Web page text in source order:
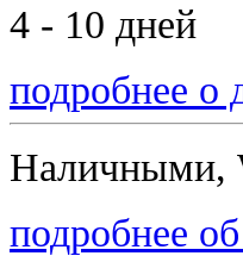
4 - 10 дней
подробнее о
Наличными,
подробнее